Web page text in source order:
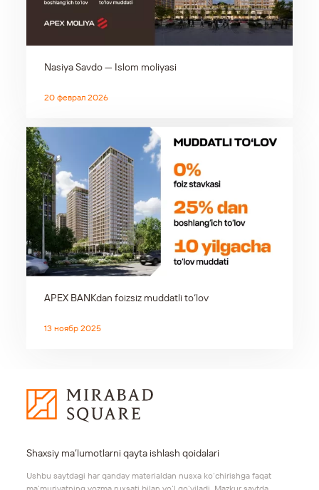
Nasiya Savdo — Islom moliyasi
20 феврал 2026
APEX BANKdan foizsiz muddatli to‘lov
13 ноябр 2025
Shaxsiy ma’lumotlarni qayta ishlash qoidalari
Ushbu saytdagi har qanday materialdan nusxa ko‘chirishga faqat